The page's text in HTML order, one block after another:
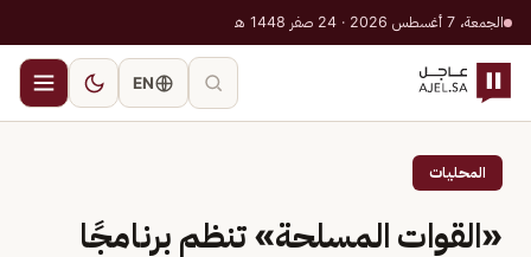
الجمعة، 7 أغسطس 2026 · 24 صفر 1448 هـ
EN
المحليات
«القوات المسلحة» تنظم برنامجًا